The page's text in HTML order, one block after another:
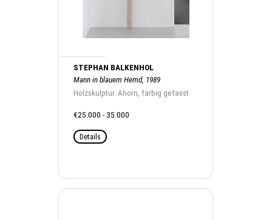
STEPHAN BALKENHOL
Mann in blauem Hemd, 1989
Holzskulptur. Ahorn, farbig gefasst
€25.000 - 35.000
Details